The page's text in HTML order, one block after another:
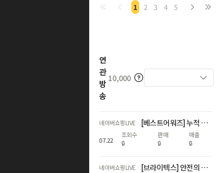
1 2 3 4 5
연
관
방
송
10,000
네이버쇼핑LIVE [베스트어워즈] 누적 600회 수상 기념 하반기 첫 최대 혜택 LIVE
07.22
조회수
🔒
판매
🔒
매출
🔒
네이버쇼핑LIVE [브라이텍스] 안전의 기준, 60주년 특집 쇼핑LIVE